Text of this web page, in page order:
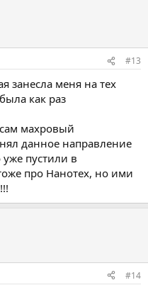
#13
занесла меня на тех
как раз
махровый
данное направление
уже пустили в
про Нанотех, но ими
#14